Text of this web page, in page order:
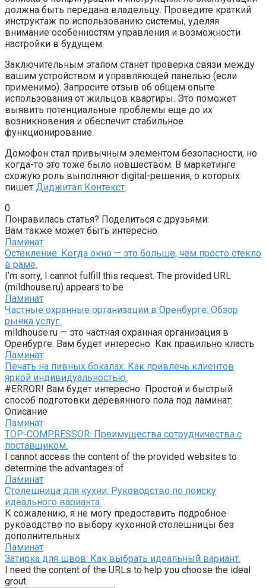
должна быть передана владельцу. Проведите краткий
инструктаж по использованию системы, уделяя
внимание особенностям управления и возможности
настройки в будущем.
Заключительным этапом станет проверка связи между
вашим устройством и управляющей панелью (если
применимо). Запросите отзыв об общем опыте
использования от жильцов квартиры. Это поможет
выявить потенциальные проблемы еще до их
возникновения и обеспечит стабильное
функционирование.
Домофон стал привычным элементом безопасности, но
когда-то это тоже было новшеством. В маркетинге
схожую роль выполняют digital-решения, о которых
пишет Диджитал Контекст.
0
Понравилась статья? Поделиться с друзьями:
Вам также может быть интересно
Ламинат
Остекление: Когда окно — это больше, чем просто стекло
в раме.
I’m sorry, I cannot fulfill this request. The provided URL
(mildhouse.ru) appears to be
Ламинат
Частные охранные организации в Оренбурге: Обзор
рынка услуг.
mildhouse.ru — это частная охранная организация в
Оренбурге. Вам будет интересно Как правильно класть
Ламинат
Печать на пивных бокалах: Как привлечь клиентов
яркой индивидуальностью.
#ERROR! Вам будет интересно Простой и быстрый
способ подготовки деревянного пола под ламинат:
Описание
Ламинат
TOP-COMPRESSOR: Преимущества сотрудничества с
поставщиком.
I cannot access the content of the provided websites to
determine the advantages of
Ламинат
Столешница для кухни: Руководство по поиску
идеального варианта.
К сожалению, я не могу предоставить подробное
руководство по выбору кухонной столешницы без
дополнительных
Ламинат
Затирка для швов: Как выбрать идеальный вариант.
I need the content of the URLs to help you choose the ideal
grout.